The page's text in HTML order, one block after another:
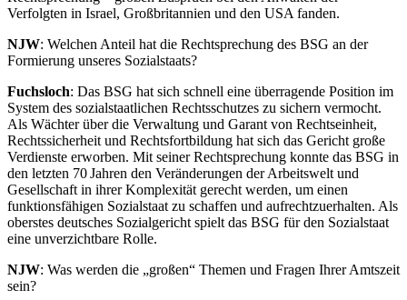
Verfolgten in Israel, Großbritannien und den USA fanden.
NJW: Welchen Anteil hat die Rechtsprechung des BSG an der
Formierung unseres Sozialstaats?
Fuchsloch: Das BSG hat sich schnell eine überragende Position im
System des sozialstaatlichen Rechtsschutzes zu sichern vermocht.
Als Wächter über die Verwaltung und Garant von Rechtseinheit,
Rechtssicherheit und Rechtsfortbildung hat sich das Gericht große
Verdienste erworben. Mit seiner Rechtsprechung konnte das BSG in
den letzten 70 Jahren den Veränderungen der Arbeitswelt und
Gesellschaft in ihrer Komplexität gerecht werden, um einen
funktionsfähigen Sozialstaat zu schaffen und aufrechtzuerhalten. Als
oberstes deutsches Sozialgericht spielt das BSG für den Sozialstaat
eine unverzichtbare Rolle.
NJW: Was werden die „großen“ Themen und Fragen Ihrer Amtszeit
sein?